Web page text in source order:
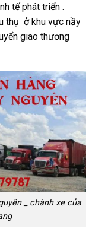
tế phát triển .
thụ ở khu vực nầy
giao thương
_ chành xe của